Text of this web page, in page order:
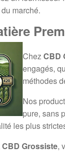
marché.
ChezCBD
engagés,
méthodes
Nos
pure, sans
les plus
CBD Grossiste,